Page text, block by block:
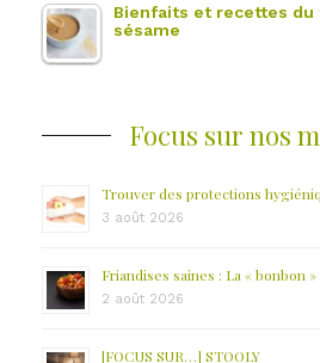
Bienfaits et recettes du
sésame
Focus sur nos
Trouver des protections
3 août 2026
Friandises saines : La « bonbon
2 août 2026
[FOCUS SUR…] STOOLY